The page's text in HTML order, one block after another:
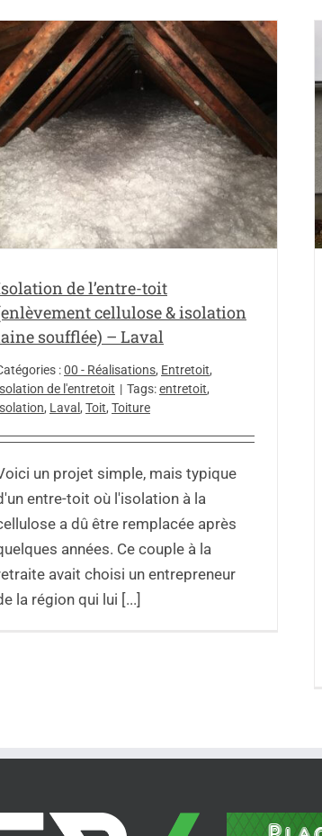
de l’entre-toit
cellulose & isolation
soufflée) – Laval
:00 - Réalisations, Entretoit,
de l'entretoit | Tags:entretoit,
, Laval , Toit, Toiture
un projet simple, mais typique
entre-toit où l'isolation à la
a dû être remplacée après
années. Ce couple à la
avait choisi un entrepreneur
la région qui lui [...]
Décontamination de moisissures à
l’entretoit, isolation de toit – projet
Boisbriand
00 - Réalisations Décontamination de
moisissures Décontamination de moisissures
dans l'entretoit Isolation de l'entretoit
Isolation de la toiture